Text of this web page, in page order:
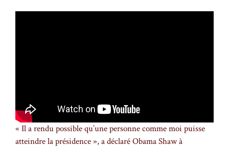
« Il a rendu possible qu’une personne comme moi puisse
atteindre la présidence », a déclaré Obama Shaw à